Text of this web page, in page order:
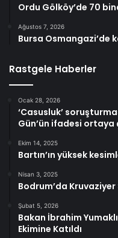
Ordu Gölköy’de 70
Ağustos 7, 2026
Bursa Osmangazi’de
Rastgele Haberler
Ocak 28, 2026
‘Casusluk’
Gün’ün ifadesi ortaya
Ekim 14, 2025
Bartın’ın yüksek
Nisan 3, 2025
Bodrum’da Kruvaziyer
Şubat 5, 2026
Bakan İbrahim
Ekimine Katıldı